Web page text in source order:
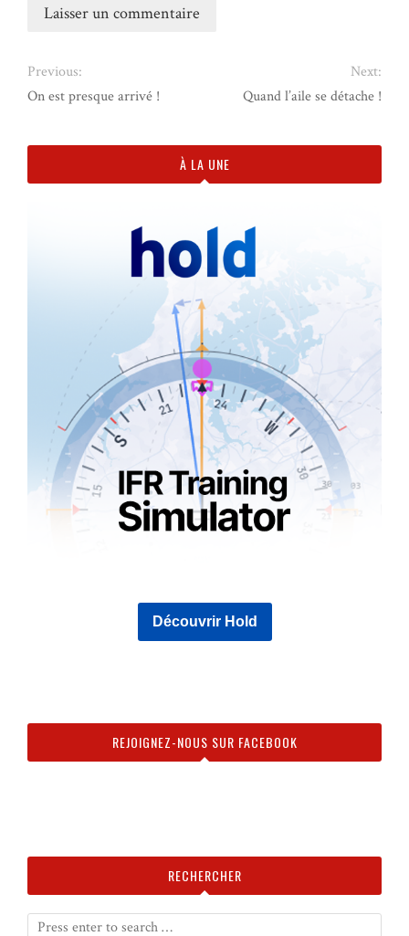
Previous:
On est presque arrivé !
Next:
Quand l’aile se détache !
À LA UNE
Découvrir Hold
REJOIGNEZ-NOUS SUR FACEBOOK
RECHERCHER